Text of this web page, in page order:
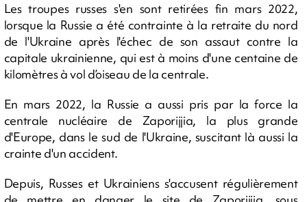
Les troupes russes s'en sont retirées fin mars 2022,
lorsque la Russie a été contrainte à la retraite du nord
de l'Ukraine après l'échec de son assaut contre la
capitale ukrainienne, qui est à moins d'une centaine de
kilomètres à vol d’oiseau de la centrale.
En mars 2022, la Russie a aussi pris par la force la
centrale nucléaire de Zaporijjia, la plus grande
d'Europe, dans le sud de l'Ukraine, suscitant là aussi la
crainte d'un accident.
Depuis, Russes et Ukrainiens s'accusent régulièrement